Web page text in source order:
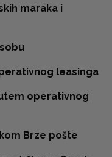
maraka i
leasinga
operativnog
Brze pošte